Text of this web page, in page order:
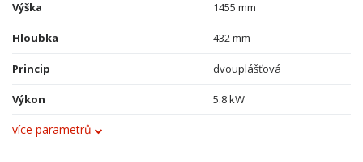
Výška 1455 mm
Hloubka 432 mm
Princip dvouplášťová
Výkon 5.8 kW
Obklad
více parametrů